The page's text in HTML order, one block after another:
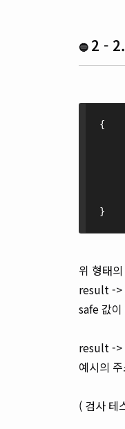
🔵 2 -
{
}
위 형태
result ->
safe 값이
result ->
예시의
( 검사 테